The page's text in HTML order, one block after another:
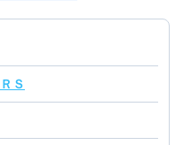
Ｓ